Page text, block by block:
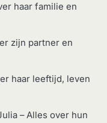
haar familie en
zijn partner en
haar leeftijd, leven
– Alles over hun